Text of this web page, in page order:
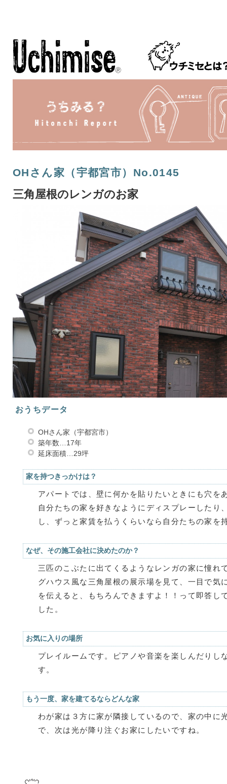
OHさん家（宇都宮市）No.0145
三角屋根のレンガのお家
おうちデータ
OHさん家（宇都宮市）
築年数…17年
延床面積…29坪
家を持つきっかけは？
アパートでは、壁に何かを貼りたいときにも穴
自分たちの家を好きなようにディスプレーしたり
し、ずっと家賃を払うくらいなら自分たちの家を
なぜ、その施工会社に決めたのか？
三匹のこぶたに出てくるようなレンガの家に憧れ
グハウス風な三角屋根の展示場を見て、一目で気
を伝えると、もちろんできますよ！！って即答し
した。
お気に入りの場所
プレイルームです。ピアノや音楽を楽しんだりし
す。
もう一度、家を建てるならどんな家
わが家は３方に家が隣接しているので、家の中に
で、次は光が降り注ぐお家にしたいですね。